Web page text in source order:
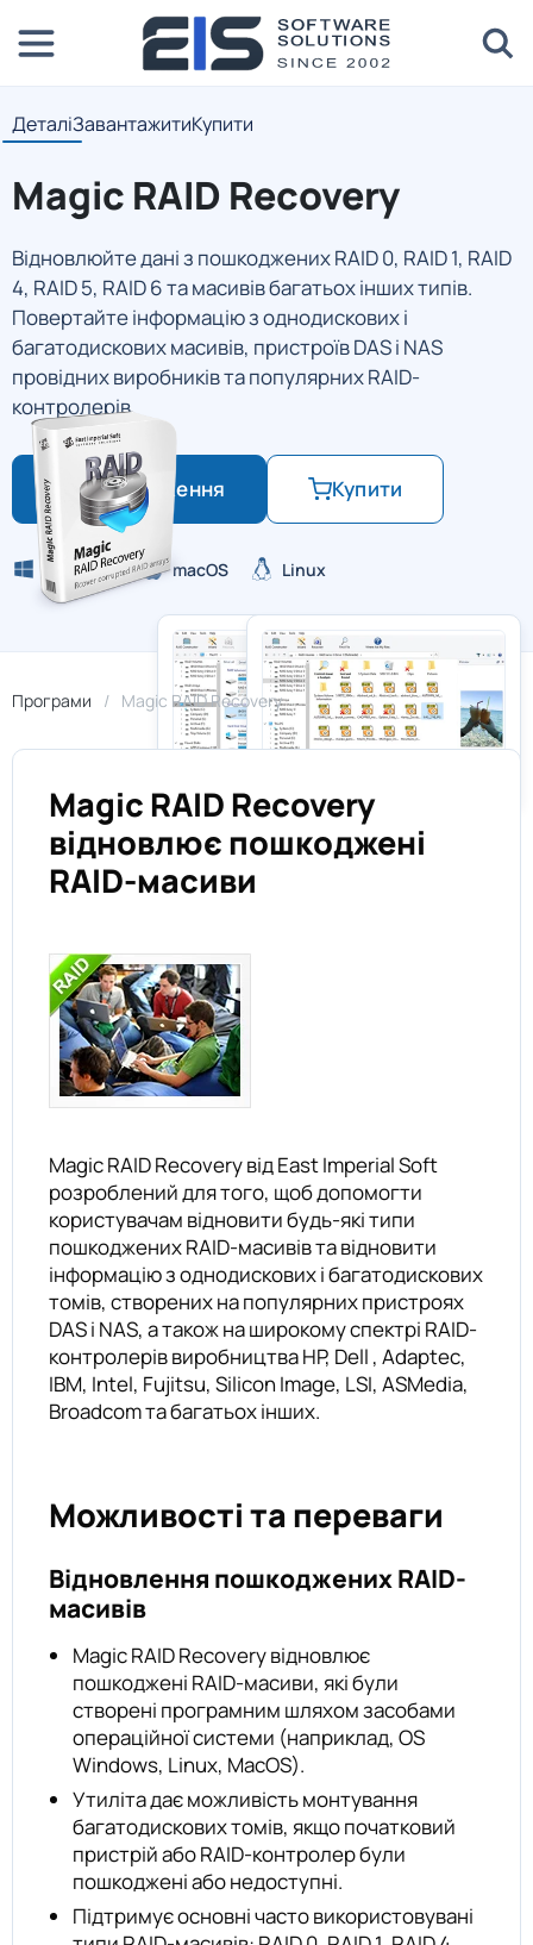
ДеталіЗавантажитиКупити
Magic RAID Recovery
Відновлюйте дані з пошкоджених RAID 0, RAID 1, RAID
4, RAID 5, RAID 6 та масивів багатьох інших типів.
Повертайте інформацію з однодискових і
багатодискових масивів, пристроїв DAS і NAS
провідних виробників та популярних RAID-
контролерів.
Завантаження Купити
Windows macOS Linux
Програми Magic RAID Recovery
Magic RAID Recovery
відновлює пошкоджені
RAID-масиви
Magic RAID Recovery від East Imperial Soft
розроблений для того, щоб допомогти
користувачам відновити будь-які типи
пошкоджених RAID-масивів та відновити
інформацію з однодискових і багатодискових
томів, створених на популярних пристроях
DAS і NAS, а також на широкому спектрі RAID-
контролерів виробництва HP, Dell , Adaptec,
IBM, Intel, Fujitsu, Silicon Image, LSI, ASMedia,
Broadcom та багатьох інших.
Можливості та переваги
Відновлення пошкоджених RAID-
масивів
Magic RAID Recovery відновлює
пошкоджені RAID-масиви, які були
створені програмним шляхом засобами
операційної системи (наприклад, OS
Windows, Linux, MacOS).
Утиліта дає можливість монтування
багатодискових томів, якщо початковий
пристрій або RAID-контролер були
пошкоджені або недоступні.
Підтримує основні часто використовувані